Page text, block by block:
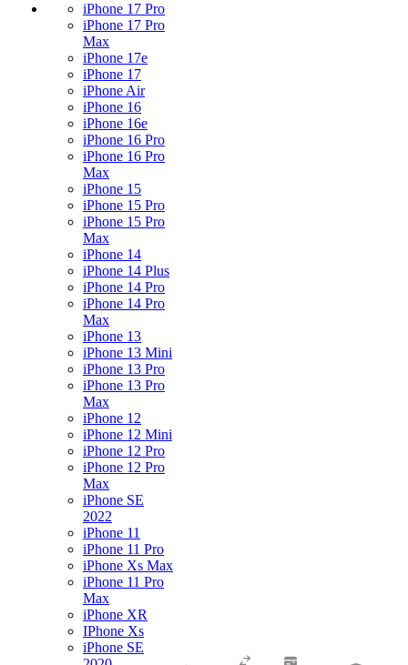
iPhone 17 Pro
iPhone 17 Pro
Max
iPhone 17e
iPhone 17
iPhone Air
iPhone 16
iPhone 16e
iPhone 16 Pro
iPhone 16 Pro
Max
iPhone 15
iPhone 15 Pro
iPhone 15 Pro
Max
iPhone 14
iPhone 14 Plus
iPhone 14 Pro
iPhone 14 Pro
Max
iPhone 13
iPhone 13 Mini
iPhone 13 Pro
iPhone 13 Pro
Max
iPhone 12
iPhone 12 Mini
iPhone 12 Pro
iPhone 12 Pro
Max
iPhone SE
2022
iPhone 11
iPhone 11 Pro
iPhone Xs Max
iPhone 11 Pro
Max
iPhone XR
IPhone Xs
iPhone SE